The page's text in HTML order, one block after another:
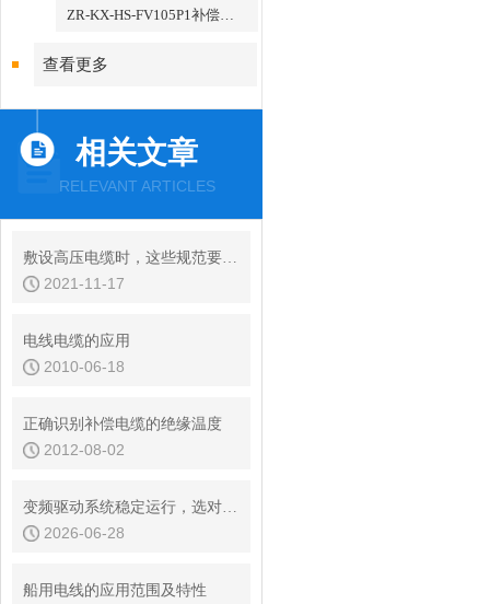
ZR-KX-HS-FV105P1补偿导线
查看更多
相关文章
RELEVANT ARTICLES
敷设高压电缆时，这些规范要求你知道吗
2021-11-17
电线电缆的应用
2010-06-18
正确识别补偿电缆的绝缘温度
2012-08-02
变频驱动系统稳定运行，选对高压变频电缆是关键
2026-06-28
船用电线的应用范围及特性